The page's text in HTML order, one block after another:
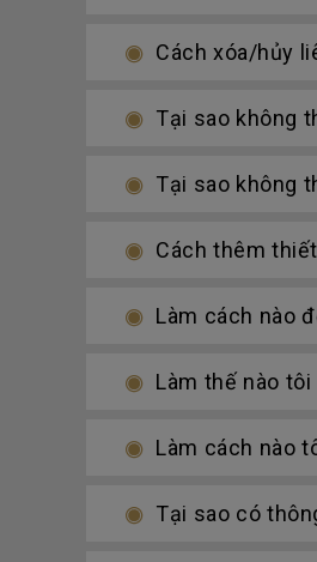
Cách xóa/hủy
Tại sao không
Tại sao không
Cách thêm
Làm cách nào
Làm thế nào
Làm cách nào
Tại sao có